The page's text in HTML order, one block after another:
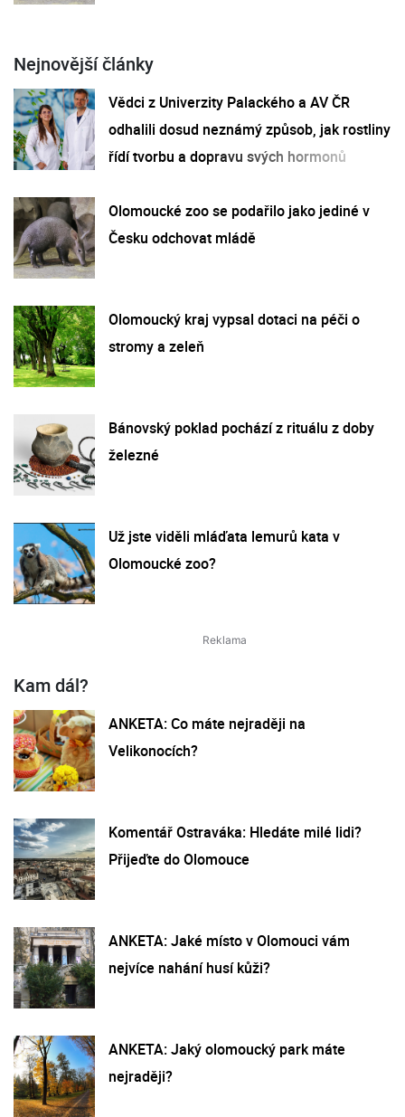
Nejnovější články
Vědci z Univerzity Palackého a AV ČR
odhalili dosud neznámý způsob, jak rostliny
řídí tvorbu a dopravu svých hormonů
Olomoucké zoo se podařilo jako jediné v
Česku odchovat mládě
Olomoucký kraj vypsal dotaci na péči o
stromy a zeleň
Bánovský poklad pochází z rituálu z doby
železné
Už jste viděli mláďata lemurů kata v
Olomoucké zoo?
Kam dál?
ANKETA: Co máte nejraději na
Velikonocích?
Komentář Ostraváka: Hledáte milé lidi?
Přijeďte do Olomouce
ANKETA: Jaké místo v Olomouci vám
nejvíce nahání husí kůži?
ANKETA: Jaký olomoucký park máte
nejraději?